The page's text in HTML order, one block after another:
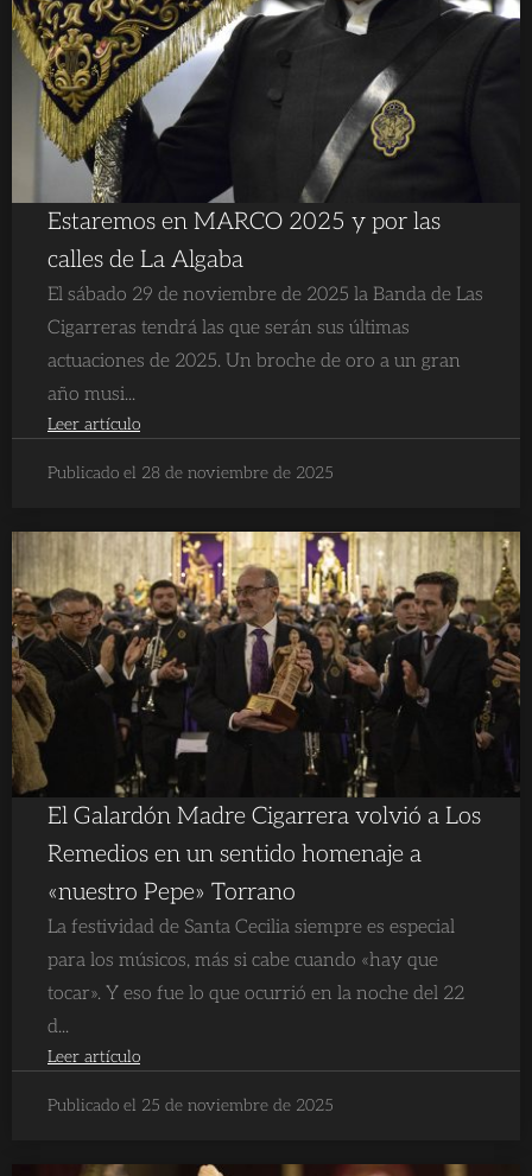
Estaremos en MARCO 2025 y por las
calles de La Algaba
El sábado 29 de noviembre de 2025 la Banda de Las
Cigarreras tendrá las que serán sus últimas
actuaciones de 2025. Un broche de oro a un gran
año musi...
Leer artículo
Publicado el 28 de noviembre de 2025
El Galardón Madre Cigarrera volvió a Los
Remedios en un sentido homenaje a
«nuestro Pepe» Torrano
La festividad de Santa Cecilia siempre es especial
para los músicos, más si cabe cuando «hay que
tocar». Y eso fue lo que ocurrió en la noche del 22
d...
Leer artículo
Publicado el 25 de noviembre de 2025